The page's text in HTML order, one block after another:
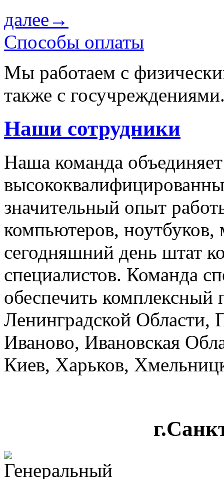
далее→
Способы оплаты
Мы работаем с
также с
Наши сотрудники
Наша команда
значительный опыт
компьютеров,
сегодняшний день штат
специалистов. Команда
обеспечить комплексный
Ленинградской Области,
Иваново, Ивановская
Киев, Харьков,